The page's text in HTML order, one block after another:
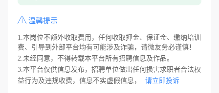
温馨提示
1.本岗位不额外收取费用，任何收取押金、保证金、缴纳培训
费、引导到外部平台均有可能涉及诈骗，请微友务必谨慎！
2.未经同意，不得转载本平台所有招聘信息及作品。
3.本平台仅供信息发布，招聘单位做出任何损害求职者合法权
益行为及违规收费，信息不实虚假信息，
请立即投诉